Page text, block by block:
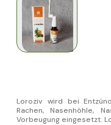
Loroziv wird bei
Rachen, Nasenhöhle,
Vorbeugung eingesetzt.